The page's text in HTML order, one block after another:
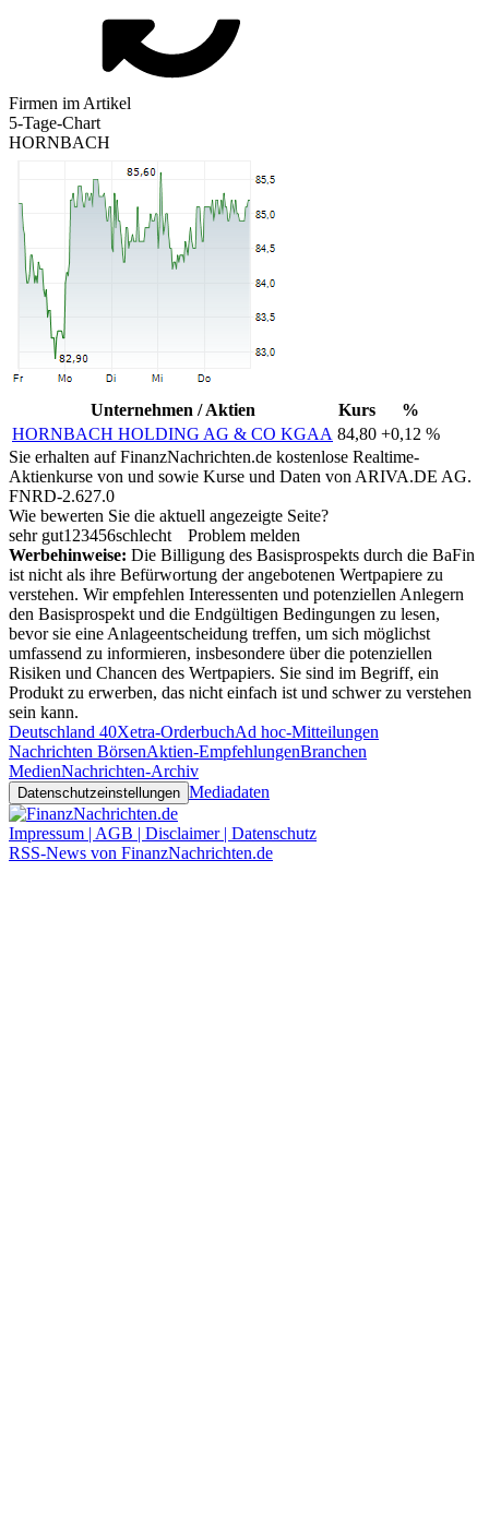
Firmen im Artikel
5-Tage-Chart
HORNBACH
Unternehmen / Aktien Kurs
%
HORNBACH HOLDING AG & CO KGAA 84,80 +0,12 %
Sie erhalten auf FinanzNachrichten.de kostenlose Realtime-
Aktienkurse von und sowie Kurse und Daten von ARIVA.DE AG.
FNRD-2.627.0
Wie bewerten Sie die aktuell angezeigte Seite?
sehr gut1 23456schlecht
Problem melden
Werbehinweise: Die Billigung des Basisprospekts durch die BaFin
ist nicht als ihre Befürwortung der angebotenen Wertpapiere zu
verstehen. Wir empfehlen Interessenten und potenziellen Anlegern
den Basisprospekt und die Endgültigen Bedingungen zu lesen,
bevor sie eine Anlageentscheidung treffen, um sich möglichst
umfassend zu informieren, insbesondere über die potenziellen
Risiken und Chancen des Wertpapiers. Sie sind im Begriff, ein
Produkt zu erwerben, das nicht einfach ist und schwer zu verstehen
sein kann.
Deutschland 40Xetra-OrderbuchAd hoc-Mitteilungen
Nachrichten BörsenAktien-EmpfehlungenBranchen
MedienNachrichten-Archiv
Datenschutzeinstellungen Mediadaten
Impressum | AGB | Disclaimer | Datenschutz
RSS-News von FinanzNachrichten.de